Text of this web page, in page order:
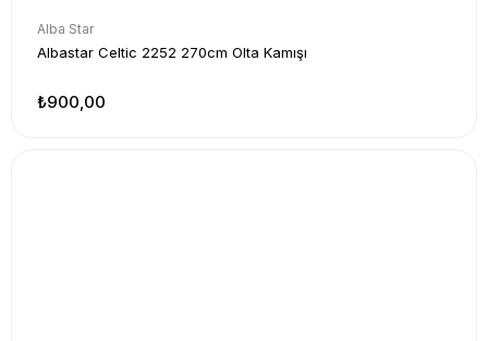
Alba Star
Albastar Celtic 2252 270cm Olta Kamışı
₺900,00